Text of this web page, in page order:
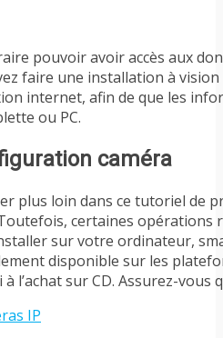
pouvoir avoir accès aux
faire une installation à
internet, afin de que les
ou PC.
caméra
plus loin dans ce tutoriel de
certaines opérations
sur votre ordinateur,
disponible sur les
l’achat sur CD. Assurez-vous
IP